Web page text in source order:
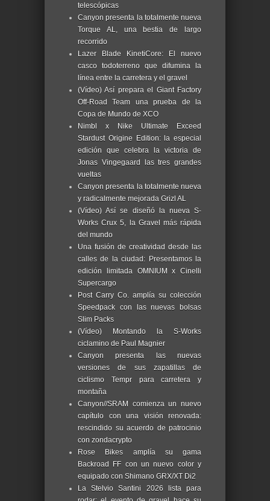
telescópicas
Canyon presenta la totalmente nueva
Torque AL, una bestia de largo
recorrido
Lazer Blade KinetiCore: El nuevo
casco todoterreno que difumina la
línea entre la carretera y el gravel
(Vídeo) Así prepara el Giant Factory
Off-Road Team una prueba de la
Copa de Mundo de XCO
Nimbl x Nike Ultimate Exceed
Stardust Origine Edition: la especial
edición que celebra la victoria de
Jonas Vingegaard las tres grandes
vueltas
Canyon presenta la totalmente nueva
y radicalmente mejorada Grizl AL
(Vídeo) Así se diseñó la nueva S-
Works Crux 5, la Gravel más rápida
del mundo
Una fusión de creatividad desde las
calles de la ciudad: Presentamos la
edición limitada OMNIUM x Cinelli
Supercargo
Post Carry Co. amplía su colección
Speedpack con las nuevas bolsas
Slim Packs
(Vídeo) Montando la S-Works
ciclamino de Paul Magnier
Canyon presenta las nuevas
versiones de sus zapatillas de
ciclismo Tempr para carretera y
montaña
Canyon//SRAM comienza un nuevo
capítulo con una visión renovada:
rescindido su acuerdo de patrocinio
con zondacrypto
Rose Bikes amplía su gama
Backroad FF con un nuevo color y
equipado con Shimano GRX/XT Di2
La Stelvio Santini 2026 lista para